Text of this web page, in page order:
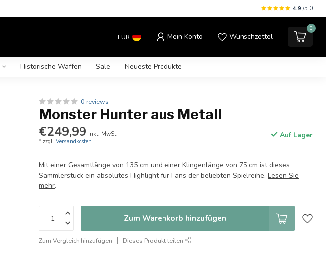
4.9 /5.0
EUR Mein Konto Wunschzettel
0
Historische Waffen Sale Neueste Produkte
0 reviews
Monster Hunter aus Metall
€249,99 Inkl. MwSt.
* zzgl.Versandkosten
Auf Lager
Mit einer Gesamtlänge von 135 cm und einer Klingenlänge von 75 cm ist dieses
Sammlerstück ein absolutes Highlight für Fans der beliebten Spielreihe.Lesen Sie
mehr.
Zum Warenkorb hinzufügen
Zum Vergleich hinzufügen Dieses Produkt teilen